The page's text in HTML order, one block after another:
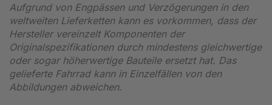
Aufgrund von Engpässen und Verzögerungen in den
weltweiten Lieferketten kann es vorkommen, dass der
Hersteller vereinzelt Komponenten der
Originalspezifikationen durch mindestens gleichwertige
oder sogar höherwertige Bauteile ersetzt hat. Das
gelieferte Fahrrad kann in Einzelfällen von den
Abbildungen abweichen.